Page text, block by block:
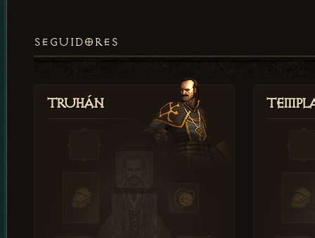
SEGUIDORES
Truhán